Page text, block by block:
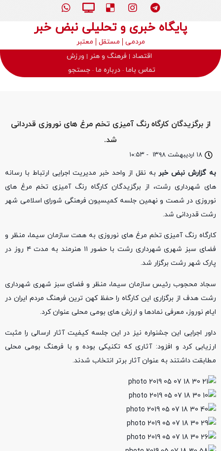
پایگاه خبری و تحلیلی نبض خبر
مردمی مستقل
معتبر
اقتصاد
فرهنگ و هنر
ورزش
تماس باما درباره ما جستجو
۱۸ اردیبهشت ۱۳۹۸ - ۱۰:۵۳
از برگزیدگان کارگاه رنگ آمیزی تخم مرغ های نوروزی قدردانی
شد.
به گزارش نبض خبربه نقل از واحد خبر مدیریت اجرایی ارتباط با رسانه
های شهرداری رشت، از برگزیدگان کارگاه رنگ آمیزی تخم مرغ های
نوروزی در شصت و نهمین جلسه کمیسیون فرهنگی شورای اسلامی شهر
رشت قدردانی شد.
کارگاه رنگ آمیزی تخم مرغ های نوروزی به همت سازمان سیما، منظر و
فضای سبز شهری شهرداری رشت با حضور ۱۱ هنرمند به مدت ۴ روز در
پارک شهر رشت برگزار شد.
سجاد محجوب رئیس سازمان سیما، منظر و فضای سبز شهری شهرداری
رشت هدف از برگزاری این کارگاه را حفظ کهن ترین فرهنگ مردم ایران در
ایام نوروز، معرفی نمادها و ارزش های بومی محلی عنوان کرد.
داور اجرایی این جشنواره نیز در این جلسه کیفیت آثار ارسالی را مثبت
ارزیابی کرد و افزود: آثاری که تکنیکی بوده و با فرهنگ بومی محلی
مطابقت داشتند به عنوان آثار برتر انتخاب شدند.